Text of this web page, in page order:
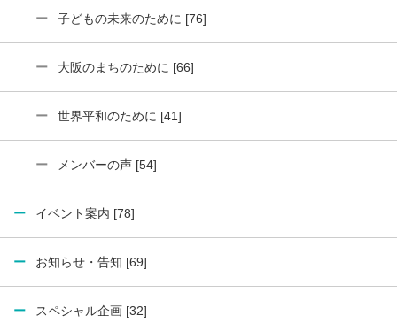
子どもの未来のために [76]
大阪のまちのために [66]
世界平和のために [41]
メンバーの声 [54]
イベント案内 [78]
お知らせ・告知 [69]
スペシャル企画 [32]